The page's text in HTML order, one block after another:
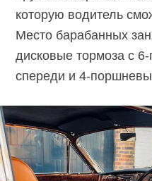
которую водитель
Место барабанных
дисковые тормоза с
спереди и 4-